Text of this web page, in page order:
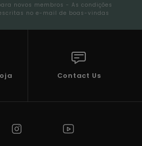
novos membros - As condições
no e-mail de boas-vindas
Contact Us